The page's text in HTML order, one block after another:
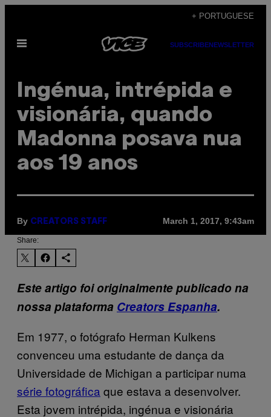
content
+ PORTUGUESE
Open
SUBSCRIBENEWSLETTER
Ingénua, intrépida e
visionária, quando
Madonna posava nua
aos 19 anos
By CREATORS STAFF March 1, 2017, 9:43am
Share:
Este artigo foi originalmente publicado na
nossa plataforma Creators Espanha.
Em 1977, o fotógrafo Herman Kulkens
convenceu uma estudante de dança da
Universidade de Michigan a participar numa
série fotográfica que estava a desenvolver.
Esta jovem intrépida, ingénua e visionária